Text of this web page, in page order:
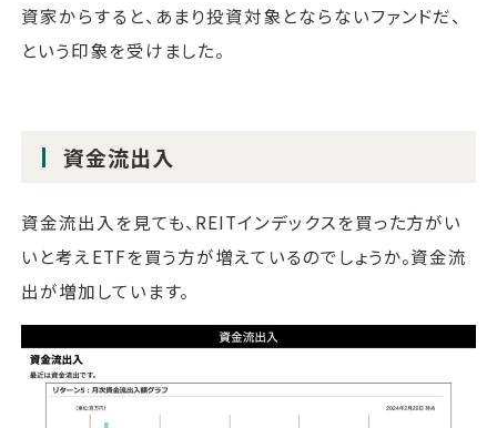
資家からすると、あまり投資対象とならないファンドだ、
という印象を受けました。
資金流出入
資金流出入を見ても、REITインデックスを買った方がい
いと考えETFを買う方が増えているのでしょうか。資金流
出が増加しています。